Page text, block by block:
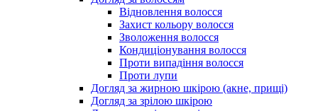
Відновлення волосся
Захист кольору волосся
Зволоження волосся
Кондиціонування волосся
Проти випадіння волосся
Проти лупи
Догляд за жирною шкірою (акне, прищі)
Догляд за зрілою шкірою